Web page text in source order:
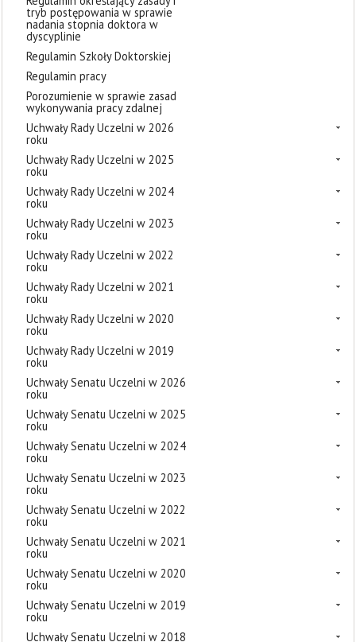
tryb postępowania w sprawie
nadania stopnia doktora w
dyscyplinie
Regulamin Szkoły Doktorskiej
Regulamin pracy
Porozumienie w sprawie zasad
wykonywania pracy zdalnej
Uchwały Rady Uczelni w 2026
roku
Uchwały Rady Uczelni w 2025
roku
Uchwały Rady Uczelni w 2024
roku
Uchwały Rady Uczelni w 2023
roku
Uchwały Rady Uczelni w 2022
roku
Uchwały Rady Uczelni w 2021
roku
Uchwały Rady Uczelni w 2020
roku
Uchwały Rady Uczelni w 2019
roku
Uchwały Senatu Uczelni w 2026
roku
Uchwały Senatu Uczelni w 2025
roku
Uchwały Senatu Uczelni w 2024
roku
Uchwały Senatu Uczelni w 2023
roku
Uchwały Senatu Uczelni w 2022
roku
Uchwały Senatu Uczelni w 2021
roku
Uchwały Senatu Uczelni w 2020
roku
Uchwały Senatu Uczelni w 2019
roku
Uchwały Senatu Uczelni w 2018